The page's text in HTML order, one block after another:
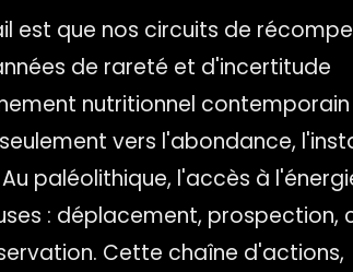
est que nos circuits de
de rareté et d'incertitude
nutritionnel
vers l'abondance,
paléolithique, l'accès à
: déplacement, prospection,
Cette chaîne d'actions,